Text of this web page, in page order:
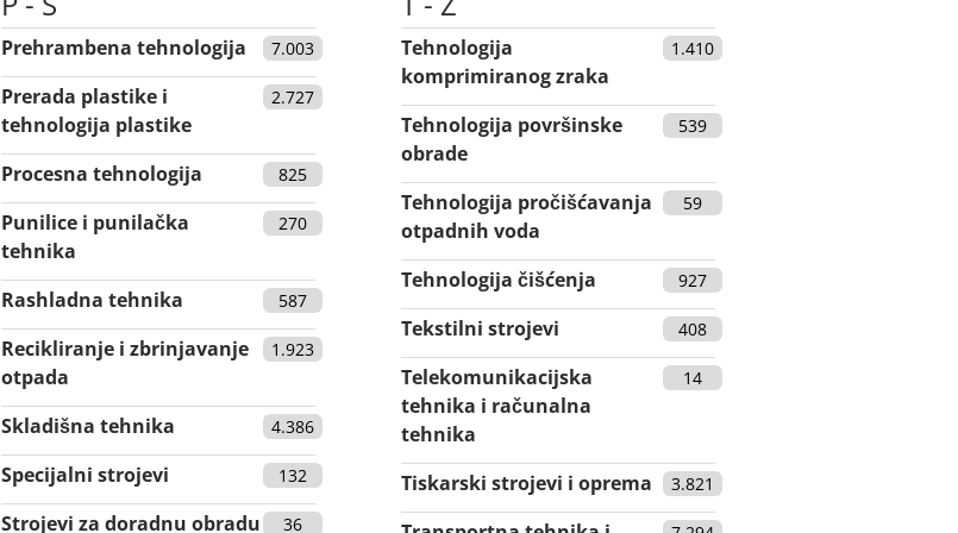
Prehrambena tehnologija 7.003
Prerada plastike i
tehnologija plastike
2.727
Procesna tehnologija 825
Punilice i punilačka
tehnika
270
Rashladna tehnika 587
Recikliranje i zbrinjavanje
otpada
1.923
Skladišna tehnika 4.386
Specijalni strojevi 132
Strojevi za doradnu obradu 36
Tehnologija
komprimiranog zraka
1.410
Tehnologija površinske
obrade
539
Tehnologija pročišćavanja
otpadnih voda
59
Tehnologija čišćenja 927
Tekstilni strojevi 408
Telekomunikacijska
tehnika i računalna
tehnika
14
Tiskarski strojevi i oprema 3.821